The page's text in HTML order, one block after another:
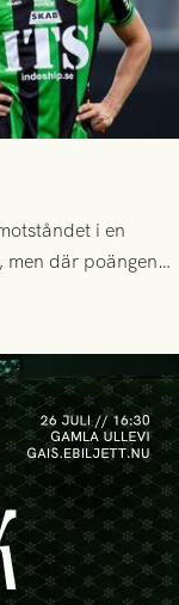
i en
där poängen